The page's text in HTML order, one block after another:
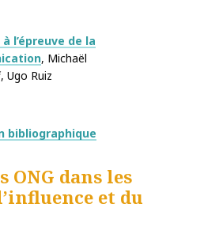
à l’épreuve de la
, Michaël
, Ugo Ruiz
bibliographique
ONG dans les
et du